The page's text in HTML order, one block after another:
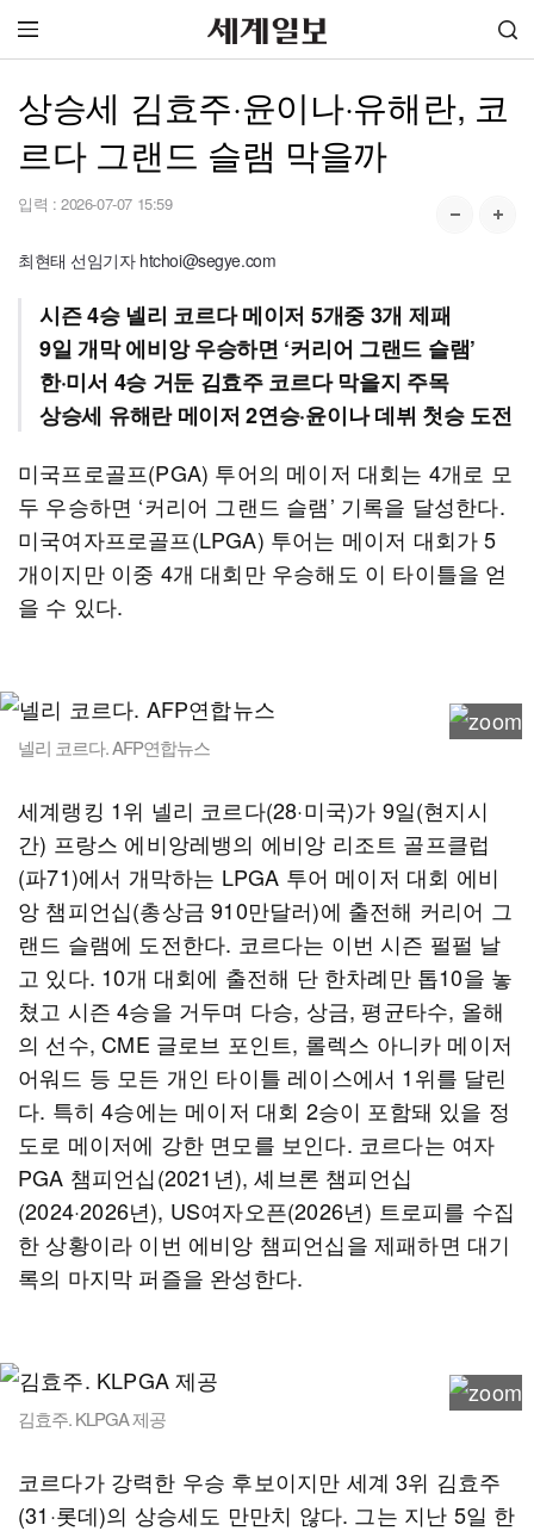
상승세 김효주·윤이나·유해란, 코
르다 그랜드 슬램 막을까
입력 : 2026-07-07 15:59
최현태 선임기자 htchoi@segye.com
시즌 4승 넬리 코르다 메이저 5개중 3개 제패
9일 개막 에비앙 우승하면 ‘커리어 그랜드 슬램’
한·미서 4승 거둔 김효주 코르다 막을지 주목
상승세 유해란 메이저 2연승·윤이나 데뷔 첫승 도전
미국프로골프(PGA) 투어의 메이저 대회는 4개로 모
두 우승하면 ‘커리어 그랜드 슬램’ 기록을 달성한다.
미국여자프로골프(LPGA) 투어는 메이저 대회가 5
개이지만 이중 4개 대회만 우승해도 이 타이틀을 얻
을 수 있다.
넬리 코르다. AFP연합뉴스
세계랭킹 1위 넬리 코르다(28·미국)가 9일(현지시
간) 프랑스 에비앙레뱅의 에비앙 리조트 골프클럽
(파71)에서 개막하는 LPGA 투어 메이저 대회 에비
앙 챔피언십(총상금 910만달러)에 출전해 커리어 그
랜드 슬램에 도전한다. 코르다는 이번 시즌 펄펄 날
고 있다. 10개 대회에 출전해 단 한차례만 톱10을 놓
쳤고 시즌 4승을 거두며 다승, 상금, 평균타수, 올해
의 선수, CME 글로브 포인트, 롤렉스 아니카 메이저
어워드 등 모든 개인 타이틀 레이스에서 1위를 달린
다. 특히 4승에는 메이저 대회 2승이 포함돼 있을 정
도로 메이저에 강한 면모를 보인다. 코르다는 여자
PGA 챔피언십(2021년), 셰브론 챔피언십
(2024·2026년), US여자오픈(2026년) 트로피를 수집
한 상황이라 이번 에비앙 챔피언십을 제패하면 대기
록의 마지막 퍼즐을 완성한다.
김효주. KLPGA 제공
코르다가 강력한 우승 후보이지만 세계 3위 김효주
(31·롯데)의 상승세도 만만치 않다. 그는 지난 5일 한